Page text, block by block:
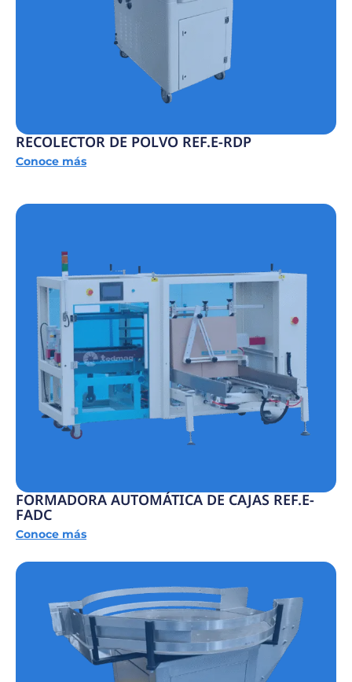
RECOLECTOR DE POLVO REF.E-RDP
Conoce más
FORMADORA AUTOMÁTICA DE CAJAS REF.E-
FADC
Conoce más